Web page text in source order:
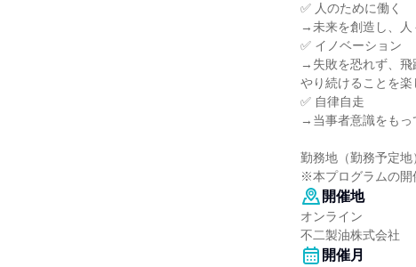
✅ 人のために働く
→未来を創造し、人
✅ イノベーション
→失敗を恐れず、飛
やり続けることを楽
✅ 自律自走
→当事者意識をもっ
勤務地（勤務予定地
※本プログラムの開
開催地
オンライン
不二製油株式会社
開催月